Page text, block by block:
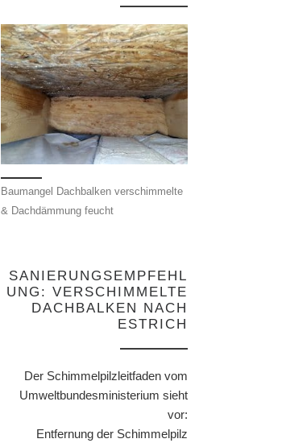
Baumangel Dachbalken verschimmelte
& Dachdämmung feucht
SANIERUNGSEMPFEHL
UNG: VERSCHIMMELTE
DACHBALKEN NACH
ESTRICH
Der Schimmelpilzleitfaden vom
Umweltbundesministerium sieht
vor:
Entfernung der Schimmelpilz